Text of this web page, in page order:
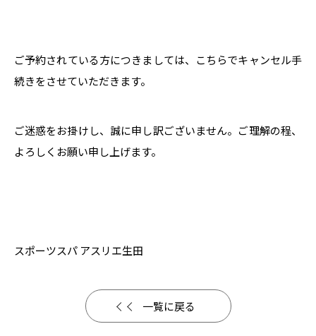
ご予約されている方につきましては、こちらでキャンセル手
続きをさせていただきます。
ご迷惑をお掛けし、誠に申し訳ございません。ご理解の程、
よろしくお願い申し上げます。
スポーツスパ アスリエ生田
一覧に戻る